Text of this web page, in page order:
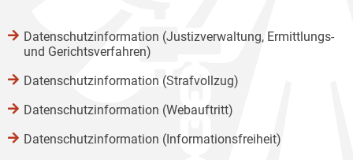
Datenschutzinformation (Justizverwaltung, Ermittlungs-
und Gerichtsverfahren)
Datenschutzinformation (Strafvollzug)
Datenschutzinformation (Webauftritt)
Datenschutzinformation (Informationsfreiheit)